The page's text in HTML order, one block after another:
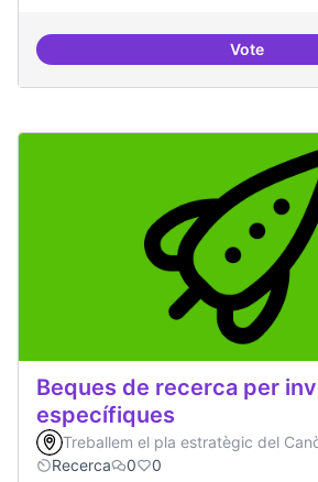
VoteBBDD
Beques de recerca per
específiques
Treballem el pla estratègic del
Recerca
0 0